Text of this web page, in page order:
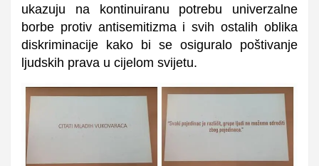
ukazuju na kontinuiranu potrebu univerzalne
borbe protiv antisemitizma i svih ostalih oblika
diskriminacije kako bi se osiguralo poštivanje
ljudskih prava u cijelom svijetu.